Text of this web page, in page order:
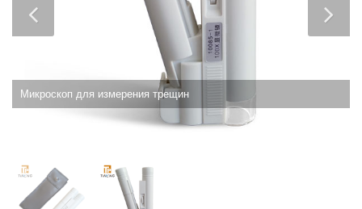
Микроскоп для измерения трещин